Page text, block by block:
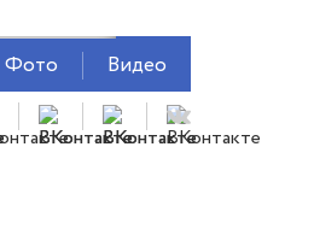
Фото Видео